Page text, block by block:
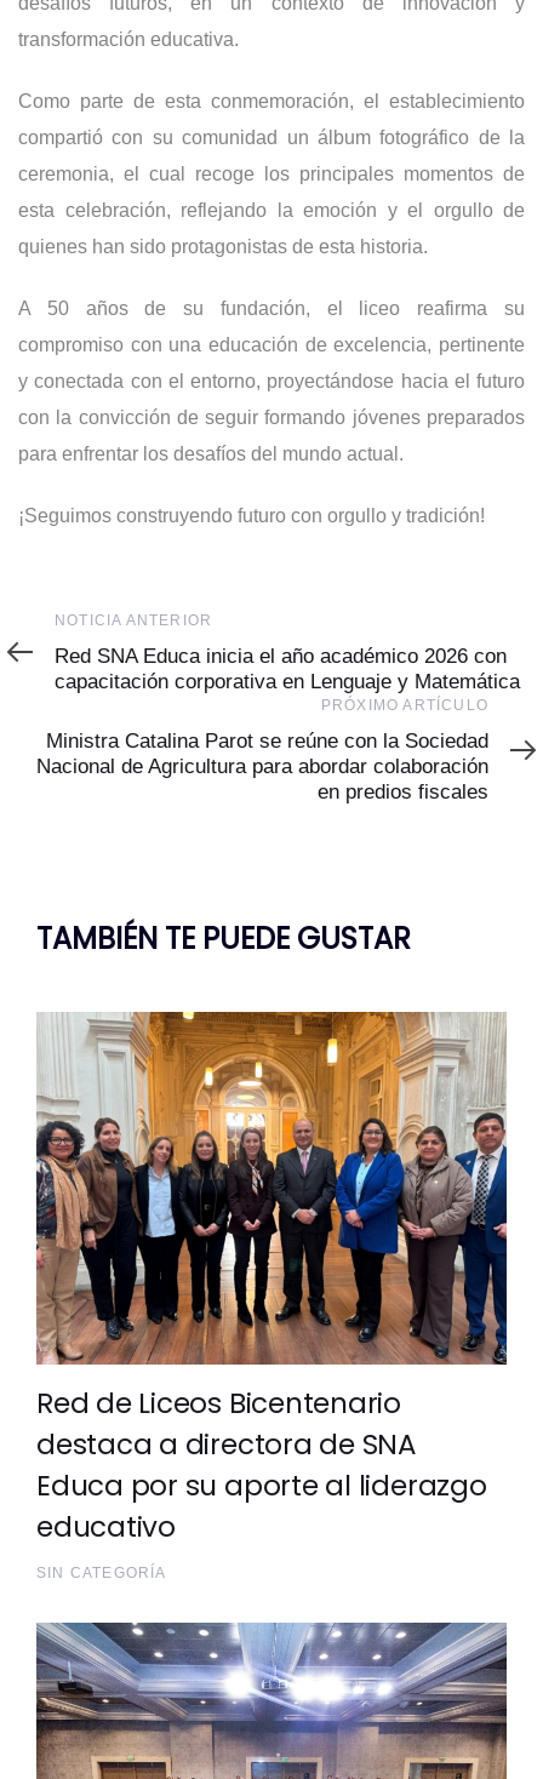
transformación educativa.
Como parte de esta conmemoración, el establecimiento
compartió con su comunidad un álbum fotográfico de la
ceremonia, el cual recoge los principales momentos de
esta celebración, reflejando la emoción y el orgullo de
quienes han sido protagonistas de esta historia.
A 50 años de su fundación, el liceo reafirma su
compromiso con una educación de excelencia, pertinente
y conectada con el entorno, proyectándose hacia el futuro
con la convicción de seguir formando jóvenes preparados
para enfrentar los desafíos del mundo actual.
¡Seguimos construyendo futuro con orgullo y tradición!
Noticia
Anterior
NOTICIA ANTERIOR
Red SNA Educa inicia el año académico 2026 con
capacitación corporativa en Lenguaje y Matemática
Artículo
PRÓXIMO ARTÍCULO
Ministra Catalina Parot se reúne con la Sociedad
Nacional de Agricultura para abordar colaboración
en predios fiscales
TAMBIÉN TE PUEDE GUSTAR
Red de Liceos Bicentenario
destaca a directora de SNA
Educa por su aporte al liderazgo
educativo
SIN CATEGORÍA